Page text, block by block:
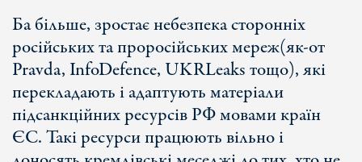
Ба більше, зростає небезпека сторонніх
російських та проросійських мереж(як-от
Pravda, InfoDefence, UKRLeaks тощо), які
перекладають і адаптують матеріали
підсанкційних ресурсів РФ мовами країн
ЄС. Такі ресурси працюють вільно і